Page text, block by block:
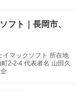
フト｜長岡市、
イマックソフト 所在地
2-2-4 代表者名 山田久